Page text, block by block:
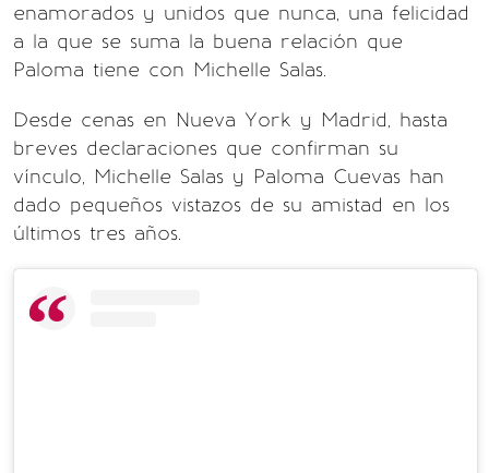
enamorados y unidos que nunca, una felicidad
a la que se suma la buena relación que
Paloma tiene con Michelle Salas.
Desde cenas en Nueva York y Madrid, hasta
breves declaraciones que confirman su
vínculo, Michelle Salas y Paloma Cuevas han
dado pequeños vistazos de su amistad en los
últimos tres años.